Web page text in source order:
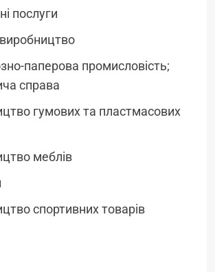
послуги
паперова промисловість;
справа
гумових та пластмасових
меблів
спортивних товарів